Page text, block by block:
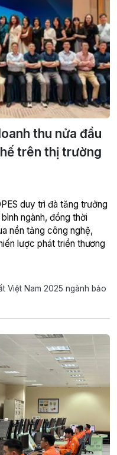
thu nửa đầu
trên thị trường
duy trì đà tăng trưởng
ngành, đồng thời
nền tảng công nghệ,
lược phát triển thương
Việt Nam 2025 ngành bảo